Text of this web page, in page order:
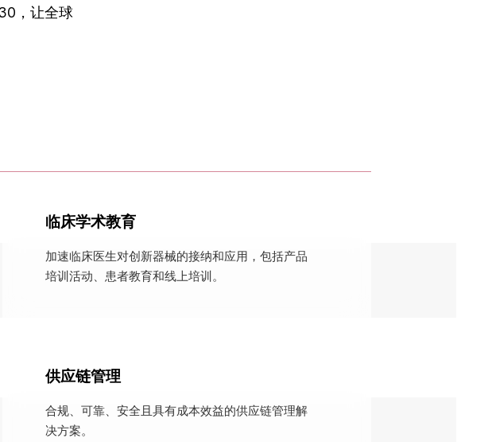
，让全球
临床学术教育
加速临床医生对创新器械的接纳和应用，包括产品
培训活动、患者教育和线上培训。
供应链管理
合规、可靠、安全且具有成本效益的供应链管理解
决方案。